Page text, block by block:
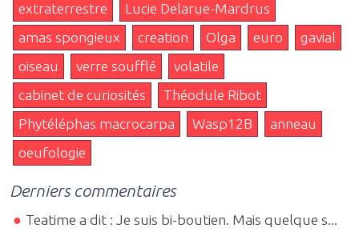
extraterrestre
Lucie Delarue-Mardrus
amas spongieux
creation Olga euro
gavial
oiseau
verre soufflé
volatile
cabinet de curiosités
Théodule Ribot
Phytéléphas macrocarpa
Wasp12B
anneau
oeufologie
Derniers commentaires
Teatime a dit : Je suis bi-boutien. Mais quelque s...